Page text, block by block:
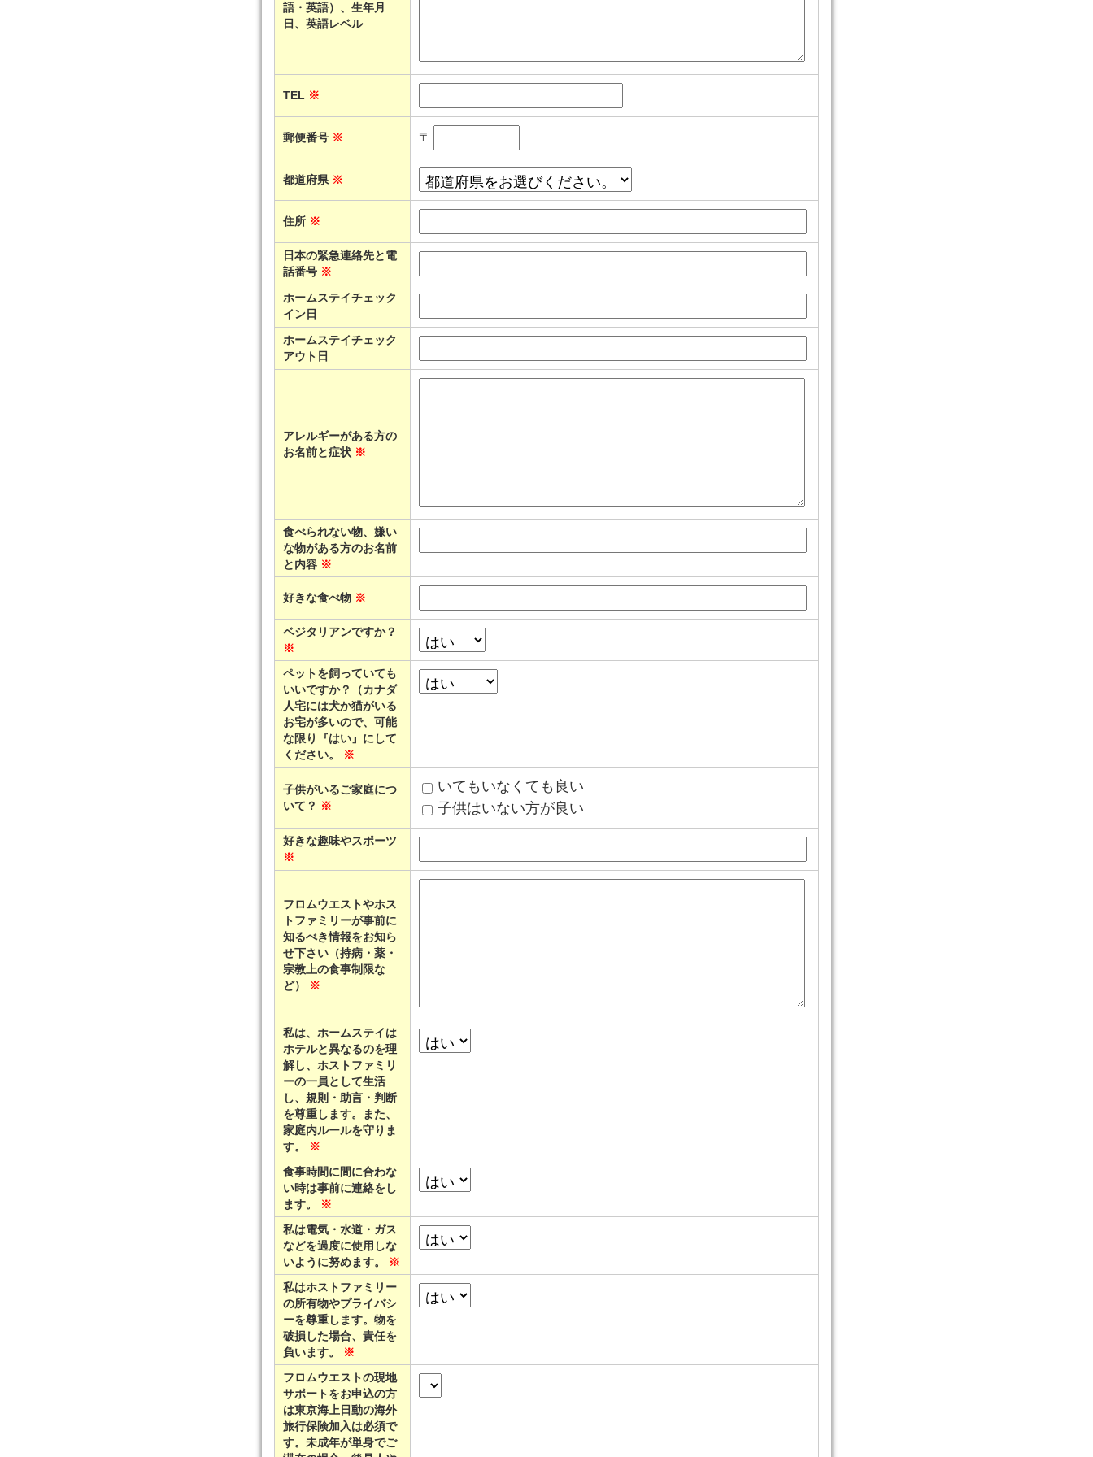
語・英語）、生年月
日、英語レベル
TEL ※
郵便番号 ※ 〒
都道府県 ※
住所 ※
日本の緊急連絡先と電
話番号 ※
ホームステイチェック
イン日
ホームステイチェック
アウト日
アレルギーがある方の
お名前と症状 ※
食べられない物、嫌い
な物がある方のお名前
と内容 ※
好きな食べ物 ※
ベジタリアンですか？
※
ペットを飼っていても
いいですか？（カナダ
人宅には犬か猫がいる
お宅が多いので、可能
な限り『はい』にして
ください。
※
子供がいるご家庭につ
いて？ ※
いてもいなくても良い
子供はいない方が良い
好きな趣味やスポーツ
※
フロムウエストやホス
トファミリーが事前に
知るべき情報をお知ら
せ下さい（持病・薬・
宗教上の食事制限な
ど）
※
私は、ホームステイは
ホテルと異なるのを理
解し、ホストファミリ
ーの一員として生活
し、規則・助言・判断
を尊重します。また、
家庭内ルールを守りま
す。
※
食事時間に間に合わな
い時は事前に連絡をし
ます。
※
私は電気・水道・ガス
などを過度に使用しな
いように努めます。
※
私はホストファミリー
の所有物やプライバシ
ーを尊重します。物を
破損した場合、責任を
負います。
※
フロムウエストの現地
サポートをお申込の方
は東京海上日動の海外
旅行保険加入は必須で
す。未成年が単身でご